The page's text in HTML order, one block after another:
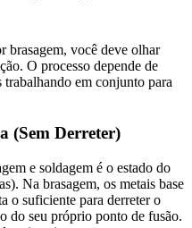
brasagem, você deve olhar
O processo depende de
em conjunto para
(Sem Derreter)
e soldagem é o estado do
Na brasagem, os metais base
o suficiente para derreter o
do seu próprio ponto de fusão.